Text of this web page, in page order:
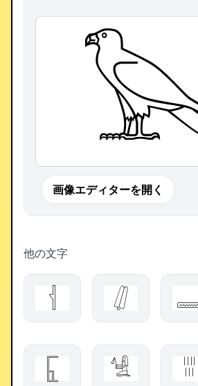
画像エディターを開く
他の文字
𓐪 𓋛
𓉙 𓀽 𓐀